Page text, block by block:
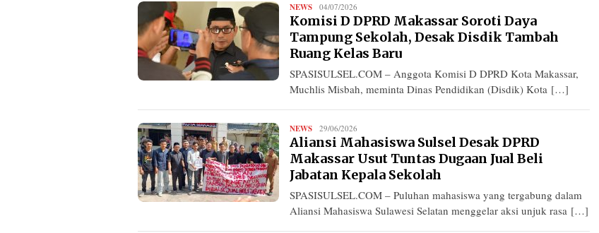
NEWS Redaksi
04/07/2026
Komisi D DPRD Makassar Soroti Daya
Tampung Sekolah, Desak Disdik Tambah
Ruang Kelas Baru
SPASISULSEL.COM – Anggota Komisi D DPRD Kota Makassar,
Muchlis Misbah, meminta Dinas Pendidikan (Disdik) Kota […]
NEWS Redaksi
29/06/2026
Aliansi Mahasiswa Sulsel Desak DPRD
Makassar Usut Tuntas Dugaan Jual Beli
Jabatan Kepala Sekolah
SPASISULSEL.COM – Puluhan mahasiswa yang tergabung dalam
Aliansi Mahasiswa Sulawesi Selatan menggelar aksi unjuk rasa […]